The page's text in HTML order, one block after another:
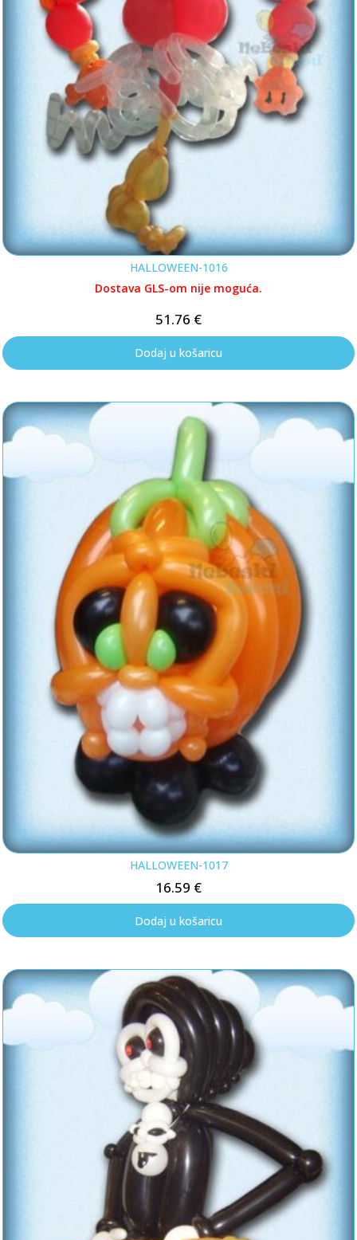
HALLOWEEN-1016
Dostava GLS-om nije moguća.
51.76 €
Dodaj u košaricu
HALLOWEEN-1017
16.59 €
Dodaj u košaricu